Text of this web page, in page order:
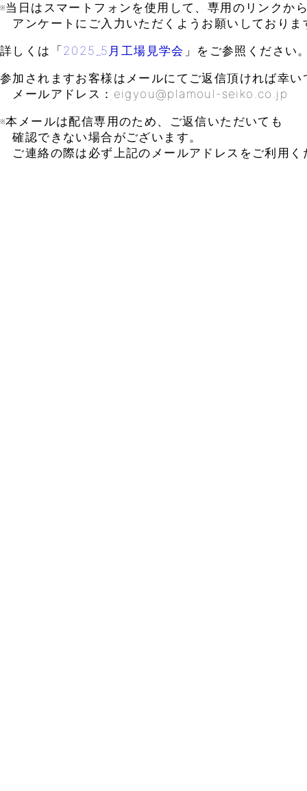
※当日はスマートフォンを使用して、専用のリンクか
アンケートにご入力いただくようお願いしておりま
詳しくは「 2025_5月工場見学会 」をご参照ください
参加されますお客様はメールにてご返信頂ければ幸い
メールアドレス：eigyou@plamoul-seiko.co.jp
※本メールは配信専用のため、ご返信いただいても
確認できない場合がございます。
ご連絡の際は必ず上記のメールアドレスをご利用く